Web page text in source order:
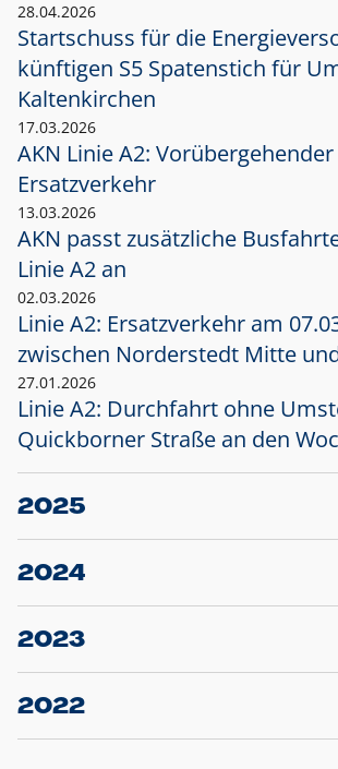
28.04.2026
Startschuss für die
künftigen S5 Spatenstich für
Kaltenkirchen
17.03.2026
AKN Linie A2: Vorübergehender
Ersatzverkehr
13.03.2026
AKN passt zusätzliche
Linie A2 an
02.03.2026
Linie A2: Ersatzverkehr am
zwischen Norderstedt Mitte
27.01.2026
Linie A2: Durchfahrt ohne
Quickborner Straße an den
2025
23.12.2025
Projekt S5: Start der
2024
10.12.2024
Großprojekt S5: Sperrung der
2023
20.12.2023
Schleswig-Holstein verlängert
2022
22.12.2022